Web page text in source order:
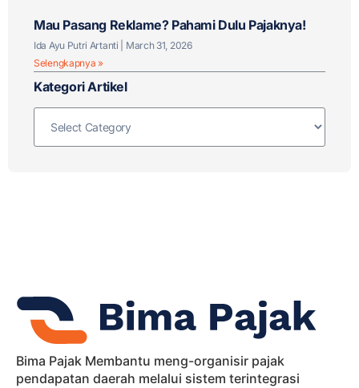
Mau Pasang Reklame? Pahami Dulu Pajaknya!
Ida Ayu Putri Artanti
March 31, 2026
Selengkapnya »
Kategori Artikel
Bima Pajak Membantu meng-organisir pajak
pendapatan daerah melalui sistem terintegrasi